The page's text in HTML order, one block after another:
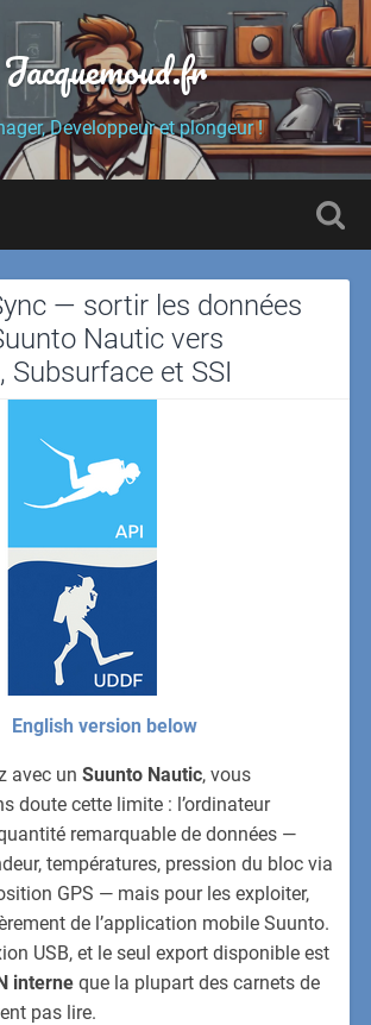
Jacquemoud.fr
Developpeur et plongeur !
— sortir les données
Nautic vers
Subsurface et SSI
English version below
avec unSuunto Nautic, vous
doute cette limite : l’ordinateur
remarquable de données —
températures, pression du bloc via
GPS — mais pour les exploiter,
de l’application mobile Suunto.
USB, et le seul export disponible est
interne que la plupart des carnets de
pas lire.